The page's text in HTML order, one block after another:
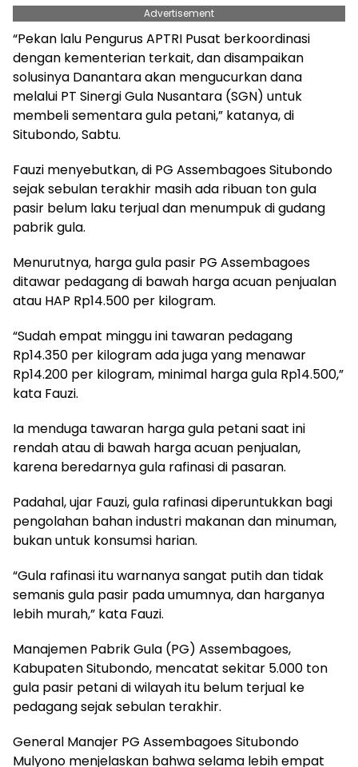
Advertisement
“Pekan lalu Pengurus APTRI Pusat berkoordinasi
dengan kementerian terkait, dan disampaikan
solusinya Danantara akan mengucurkan dana
melalui PT Sinergi Gula Nusantara (SGN) untuk
membeli sementara gula petani,” katanya, di
Situbondo, Sabtu.
Fauzi menyebutkan, di PG Assembagoes Situbondo
sejak sebulan terakhir masih ada ribuan ton gula
pasir belum laku terjual dan menumpuk di gudang
pabrik gula.
Menurutnya, harga gula pasir PG Assembagoes
ditawar pedagang di bawah harga acuan penjualan
atau HAP Rp14.500 per kilogram.
“Sudah empat minggu ini tawaran pedagang
Rp14.350 per kilogram ada juga yang menawar
Rp14.200 per kilogram, minimal harga gula Rp14.500,”
kata Fauzi.
Ia menduga tawaran harga gula petani saat ini
rendah atau di bawah harga acuan penjualan,
karena beredarnya gula rafinasi di pasaran.
Padahal, ujar Fauzi, gula rafinasi diperuntukkan bagi
pengolahan bahan industri makanan dan minuman,
bukan untuk konsumsi harian.
“Gula rafinasi itu warnanya sangat putih dan tidak
semanis gula pasir pada umumnya, dan harganya
lebih murah,” kata Fauzi.
Manajemen Pabrik Gula (PG) Assembagoes,
Kabupaten Situbondo, mencatat sekitar 5.000 ton
gula pasir petani di wilayah itu belum terjual ke
pedagang sejak sebulan terakhir.
General Manajer PG Assembagoes Situbondo
Mulyono menjelaskan bahwa selama lebih empat